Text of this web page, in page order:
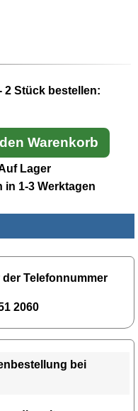
2 Stück bestellen:
Warenkorb
Lager
in 1-3 Werktagen
Telefonnummer
2060
bei